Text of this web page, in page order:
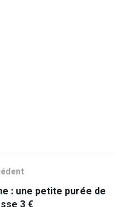
: une petite purée de